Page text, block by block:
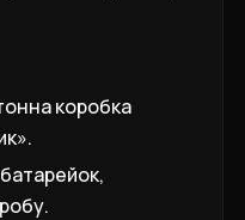
коробка